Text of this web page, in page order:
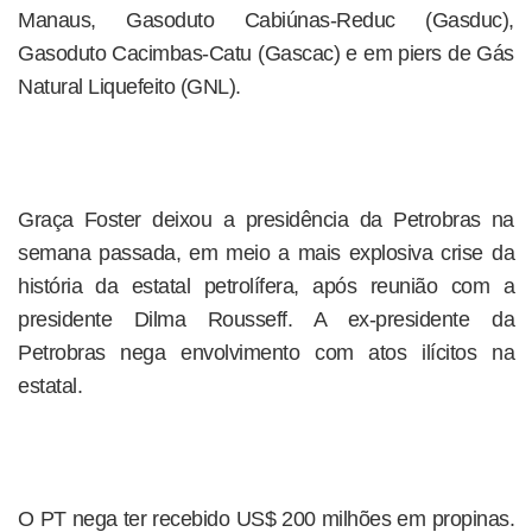
Manaus, Gasoduto Cabiúnas-Reduc (Gasduc),
Gasoduto Cacimbas-Catu (Gascac) e em piers de Gás
Natural Liquefeito (GNL).
Graça Foster deixou a presidência da Petrobras na
semana passada, em meio a mais explosiva crise da
história da estatal petrolífera, após reunião com a
presidente Dilma Rousseff. A ex-presidente da
Petrobras nega envolvimento com atos ilícitos na
estatal.
O PT nega ter recebido US$ 200 milhões em propinas.